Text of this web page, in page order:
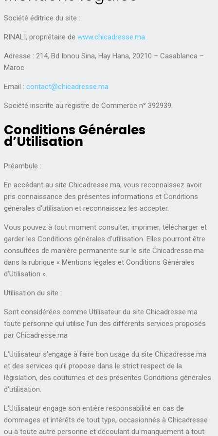
Société éditrice du site :
RINALI, propriétaire de www.chicadresse.ma
Adresse : 214, Bd Ibnou Sina, Hay Hana, 20210 – Casablanca –
Maroc
Email : contact@chicadresse.ma
Société inscrite au registre de Commerce n° 392939.
Conditions Générales
d’Utilisation
Préambule :
En accédant au site Chicadresse.ma, vous reconnaissez avoir
pris connaissance des présentes informations et Conditions
générales d'utilisation et reconnaissez les accepter.
Vous pouvez à tout moment consulter, imprimer, télécharger et
garder les Conditions générales d'utilisation. Elles pourront être
consultées de manière permanente sur le site Chicadresse.ma
dans la rubrique « Mentions légales et Conditions Générales
d’Utilisation ».
Utilisation du site :
Sont considérées comme Utilisateur du site Chicadresse.ma
toute personne qui utilise l’un des différents services proposés
par Chicadresse.ma
L'Utilisateur s'engage à faire bon usage du site Chicadresse.ma
et des services qu’il propose dans le strict respect de la
législation, des coutumes et des présentes Conditions générales
d'utilisation.
L'Utilisateur engage son entière responsabilité en cas de
dommages et intérêts de tout type, occasionnés à Chicadresse
ou à toute autre personne et découlant du manquement à tout